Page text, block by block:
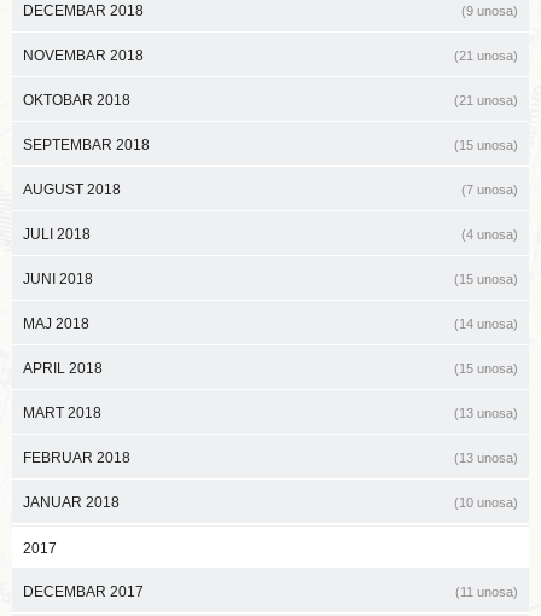
DECEMBAR 2018 (9 unosa)
NOVEMBAR 2018 (21 unosa)
OKTOBAR 2018 (21 unosa)
SEPTEMBAR 2018 (15 unosa)
AUGUST 2018 (7 unosa)
JULI 2018 (4 unosa)
JUNI 2018 (15 unosa)
MAJ 2018 (14 unosa)
APRIL 2018 (15 unosa)
MART 2018 (13 unosa)
FEBRUAR 2018 (13 unosa)
JANUAR 2018 (10 unosa)
2017
DECEMBAR 2017 (11 unosa)